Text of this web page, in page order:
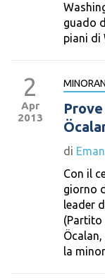
guado
piani di
2
Apr
2013
di
Con il
giorno
leader
(Partito
la